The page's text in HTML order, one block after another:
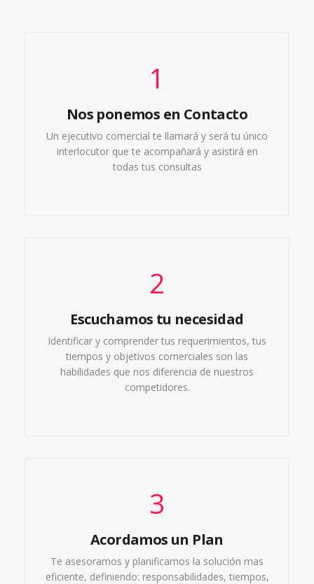
1
Nos ponemos en Contacto
Un ejecutivo comercial te llamará y será tu único
interlocutor que te acompañará y asistirá en
todas tus consultas
2
Escuchamos tu necesidad
Identificar y comprender tus requerimientos, tus
tiempos y objetivos comerciales son las
habilidades que nos diferencia de nuestros
competidores.
3
Acordamos un Plan
Te asesoramos y planificamos la solución mas
eficiente, definiendo: responsabilidades, tiempos,